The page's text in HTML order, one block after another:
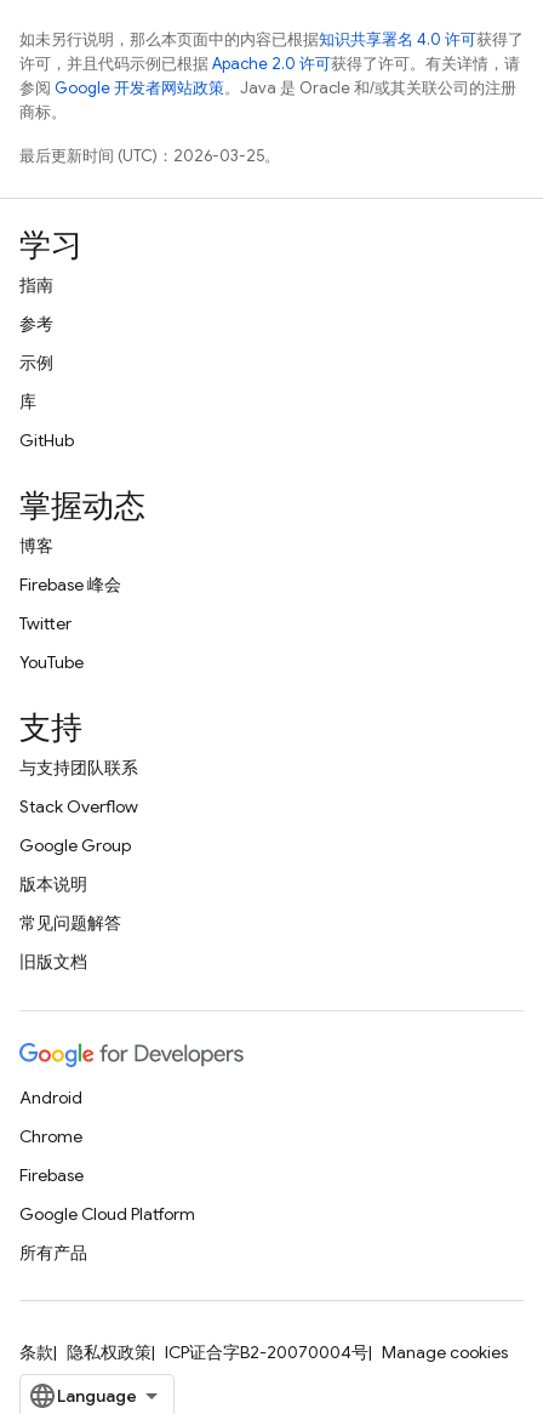
如未另行说明，那么本页面中的内容已根据知识共享署名 4.0 许可获得了
许可，并且代码示例已根据Apache 2.0 许可获得了许可。有关详情，请
参阅 Google 开发者网站政策。Java 是 Oracle 和/或其关联公司的注册
商标。
最后更新时间 (UTC)：2026-03-25。
学习
指南
参考
示例
库
GitHub
掌握动态
博客
Firebase 峰会
Twitter
YouTube
支持
与支持团队联系
Stack Overflow
Google Group
版本说明
常见问题解答
旧版文档
Android
Chrome
Firebase
Google Cloud Platform
所有产品
条款 隐私权政策 ICP证合字B2-20070004号 Manage cookies